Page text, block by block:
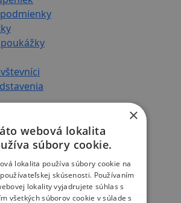
×
webová lokalita
súbory cookie.
lokalita používa súbory cookie na
skúsenosti. Používaním
lokality vyjadrujete súhlas s
všetkých súborov cookie v súlade s